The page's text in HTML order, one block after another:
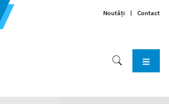
Noutăți | Contact